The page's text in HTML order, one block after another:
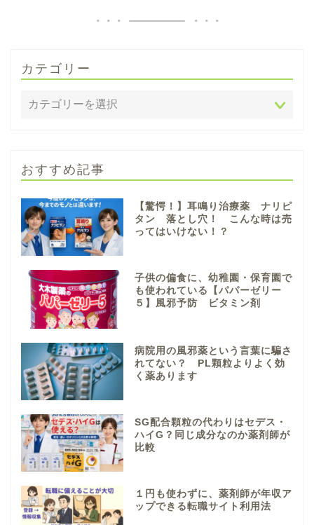
カテゴリー
おすすめ記事
【驚愕！】耳鳴り治療薬 ナリピ
タン 落とし穴！ こんな時は売
ってはいけない！？
子供の偏食に、幼稚園・保育園で
も使われている【パパーゼリー
５】風邪予防 ビタミン剤
病院用の風邪薬という言葉に騙さ
れてない？ PL顆粒よりよく効
く薬あります
SG配合顆粒の代わりはセデス・
ハイG？同じ成分なのか薬剤師が
比較
１円も使わずに、薬剤師が年収ア
ップできる転職サイト利用法